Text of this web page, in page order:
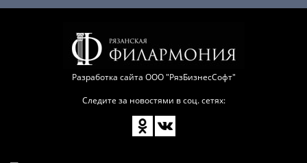
Разработка сайта ООО "РязБизнесСофт"
Следите за новостями в соц. сетях: